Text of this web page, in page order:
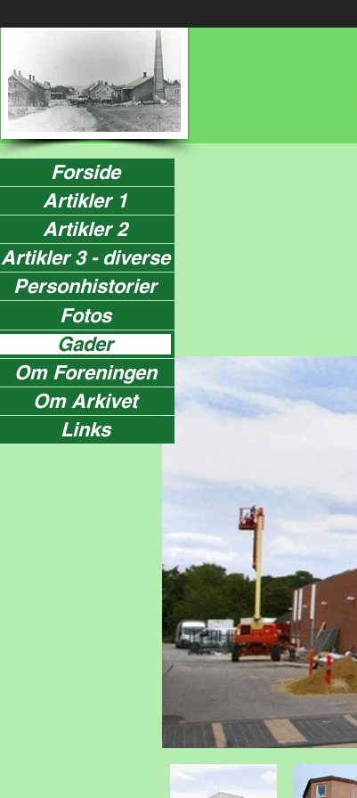
Forside
Artikler 1
Artikler 2
Artikler 3 - diverse
Personhistorier
Fotos
Gader
Om Foreningen
Om Arkivet
Links